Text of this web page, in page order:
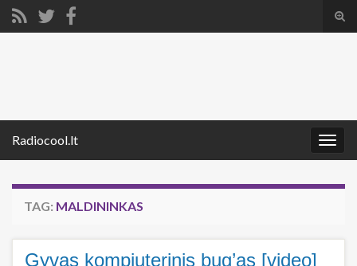
Radiocool.lt
TAG: MALDININKAS
Gyvas kompiuterinis bug’as [video]